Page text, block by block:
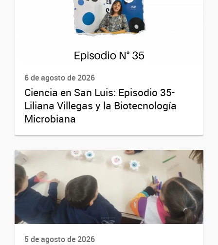
6 de agosto de 2026
Ciencia en San Luis: Episodio 35-
Liliana Villegas y la Biotecnología
Microbiana
5 de agosto de 2026